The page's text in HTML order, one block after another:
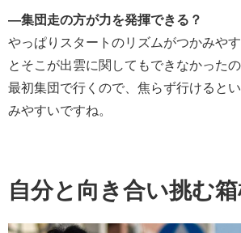
―集団走の方が力を発揮できる？
やっぱりスタートのリズムがつかみや
とそこが出雲に関してもできなかった
最初集団で行くので、焦らず行けると
みやすいですね。
自分と向き合い挑む